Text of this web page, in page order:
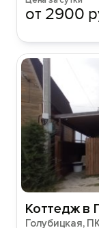
от 2900
Коттедж в
Голубицкая,